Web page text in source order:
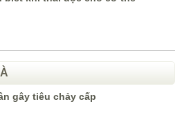
gây tiêu chảy cấp